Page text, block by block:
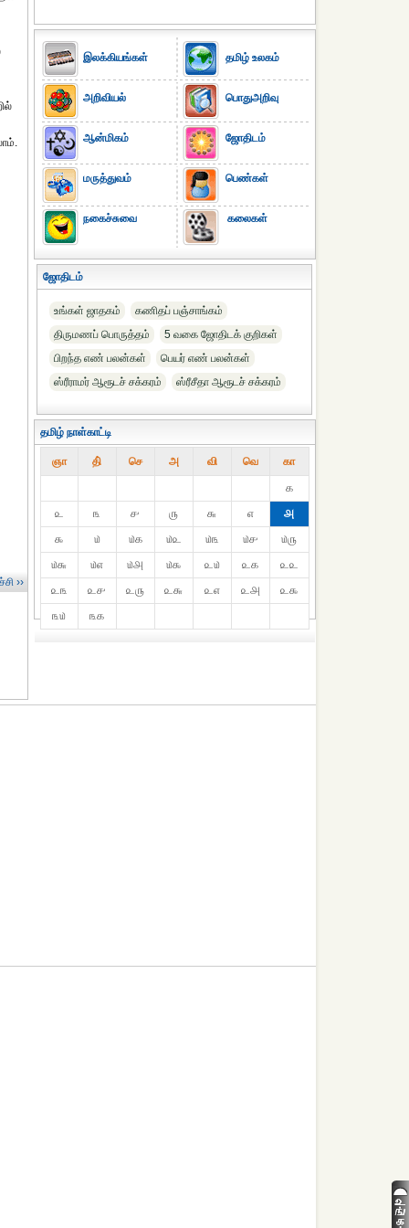
››
இலக்கியங்கள்
அறிவியல்
ஆன்மிகம்
மருத்துவம்
நகைச்சுவை
தமிழ் உலகம்
பொதுஅறிவு
ஜோதிடம்
பெண்கள்
கலைகள்
ஜோதிடம்
உங்கள் ஜாதகம்
கணிதப் பஞ்சாங்கம்
திருமணப் பொருத்தம்
5 வகை ஜோதிடக் குறிகள்
பிறந்த எண் பலன்கள்
பெயர் எண் பலன்கள்
ஸ்ரீராமர் ஆரூடச் சக்கரம்
ஸ்ரீசீதா ஆரூடச் சக்கரம்
தமிழ் நாள்காட்டி
ஞா தி் செ அ வி வெ கா
௧
௨
௩ ௪ ௫ ௬ ௭
௮
௯
௰ ௰௧ ௰௨ ௰௩ ௰௪
௰௫
௰௬
௰௭ ௰௮ ௰௯ ௨௰ ௨௧
௨௨
௨௩
௨௪ ௨௫ ௨௬ ௨௭ ௨௮
௨௯
௩௰
௩௧